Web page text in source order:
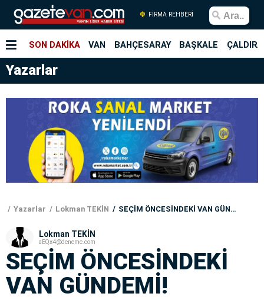
FİRMA REHBERİ
SON DAKİKA VAN BAHÇESARAY BAŞKALE
Yazarlar
Yazarlar Lokman TEKİN SEÇİM ÖNCESİNDEKİ VAN GÜNDEMİ!
Lokman TEKİN
aEQx4@deneme.com
SEÇİM ÖNCESİNDEKİ
VAN GÜNDEMİ!